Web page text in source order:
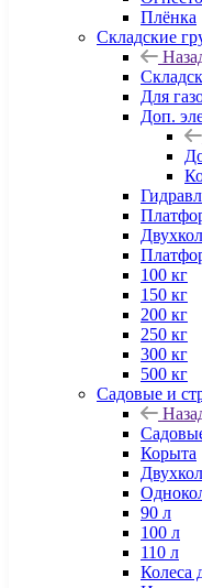
Плёнка
Складские
Для
Доп.
100 кг
150 кг
200 кг
250 кг
300 кг
500 кг
Садовые и
Корыта
90 л
100 л
110 л
Колеса